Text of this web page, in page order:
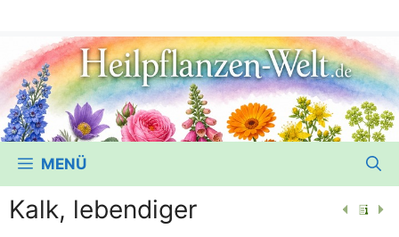
MENÜ
Kalk, lebendiger